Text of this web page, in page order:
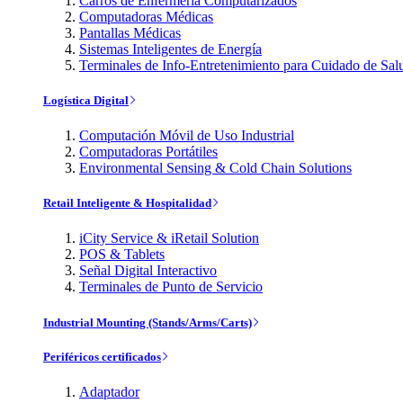
Computadoras Médicas
Pantallas Médicas
Sistemas Inteligentes de Energía
Terminales de Info-Entretenimiento para Cuidado de
Logística Digital
Computación Móvil de Uso Industrial
Computadoras Portátiles
Environmental Sensing & Cold Chain Solutions
Retail Inteligente & Hospitalidad
iCity Service & iRetail Solution
POS & Tablets
Señal Digital Interactivo
Terminales de Punto de Servicio
Industrial Mounting (Stands/Arms/Carts)
Periféricos certificados
Adaptador